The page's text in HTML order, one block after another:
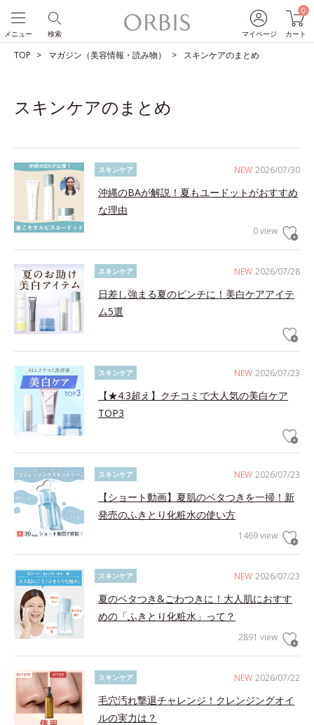
マイページ
0
カート
検索
メニュー
TOP マガジン（美容情報・読み物） スキンケアのまとめ
スキンケアのまとめ
NEW 2026/07/30
スキンケア
沖縄のBAが解説！夏もユードットがおすすめ
な理由
0 view
NEW 2026/07/28
スキンケア
日差し強まる夏のピンチに！美白ケアアイテ
ム5選
NEW 2026/07/23
スキンケア
【★4.3超え】クチコミで大人気の美白ケア
TOP3
NEW 2026/07/23
スキンケア
【ショート動画】夏肌のベタつきを一掃！新
発売のふきとり化粧水の使い方
1469 view
NEW 2026/07/23
スキンケア
夏のベタつき&ごわつきに！大人肌におすす
めの「ふきとり化粧水」って？
2891 view
NEW 2026/07/22
スキンケア
毛穴汚れ撃退チャレンジ！クレンジングオイ
ルの実力は？